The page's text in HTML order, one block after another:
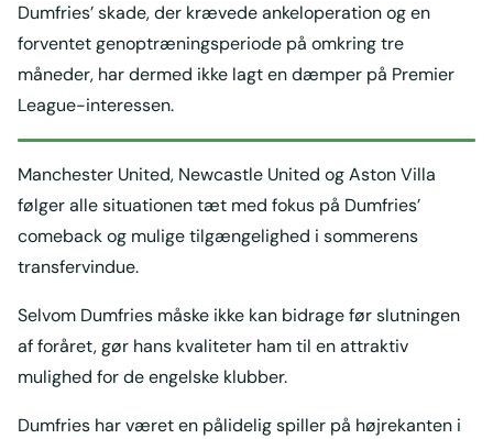
Dumfries’ skade, der krævede ankeloperation og en
forventet genoptræningsperiode på omkring tre
måneder, har dermed ikke lagt en dæmper på Premier
League-interessen.
Manchester United, Newcastle United og Aston Villa
følger alle situationen tæt med fokus på Dumfries’
comeback og mulige tilgængelighed i sommerens
transfervindue.
Selvom Dumfries måske ikke kan bidrage før slutningen
af foråret, gør hans kvaliteter ham til en attraktiv
mulighed for de engelske klubber.
Dumfries har været en pålidelig spiller på højrekanten i